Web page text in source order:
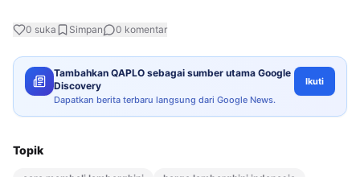
0 suka Simpan 0 komentar
Tambahkan QAPLO sebagai sumber utama Google
Discovery
Dapatkan berita terbaru langsung dari Google News.
Ikuti
Topik